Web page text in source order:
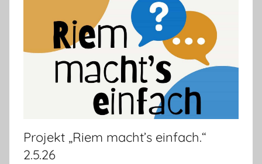
Projekt „Riem macht’s einfach.“
2.5.26